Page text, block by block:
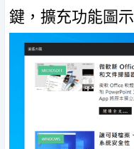
鍵，擴充功能圖